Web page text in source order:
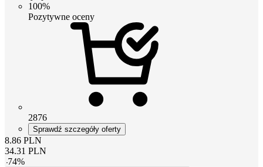
100%
Pozytywne oceny
2876
Sprawdź szczegóły oferty
8.86 PLN
34.31 PLN
-74%